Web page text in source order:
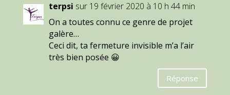
terpsi sur 19 février 2020 à 10 h 44 min
On a toutes connu ce genre de projet
galère…
Ceci dit, ta fermeture invisible m’a l’air
très bien posée 😀
Réponse